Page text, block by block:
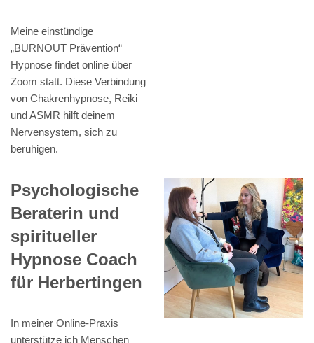
Meine einstündige
„BURNOUT Prävention“
Hypnose findet online über
Zoom statt. Diese Verbindung
von Chakrenhypnose, Reiki
und ASMR hilft deinem
Nervensystem, sich zu
beruhigen.
Psychologische
Beraterin und
spiritueller
Hypnose Coach
für Herbertingen
In meiner Online-Praxis
unterstütze ich Menschen